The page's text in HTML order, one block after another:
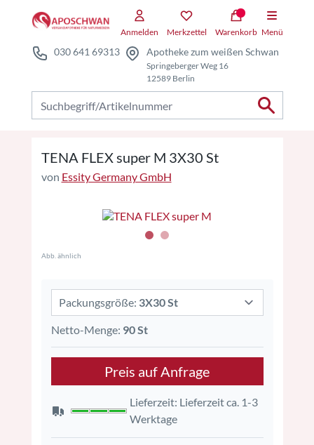
Anmelden Merkzettel Warenkorb Menü
030 641 69313 Apotheke zum weißen Schwan
Springeberger Weg 16
12589 Berlin
TENA FLEX super M 3X30 St
von Essity Germany GmbH
Abb. ähnlich
Packungsgröße: 3X30 St
Netto-Menge: 90 St
Preis auf Anfrage
Lieferzeit: Lieferzeit ca. 1-3
Werktage